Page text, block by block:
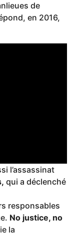
de
en 2016,
l’assassinat
qui a déclenché
responsables
No justice, no
la